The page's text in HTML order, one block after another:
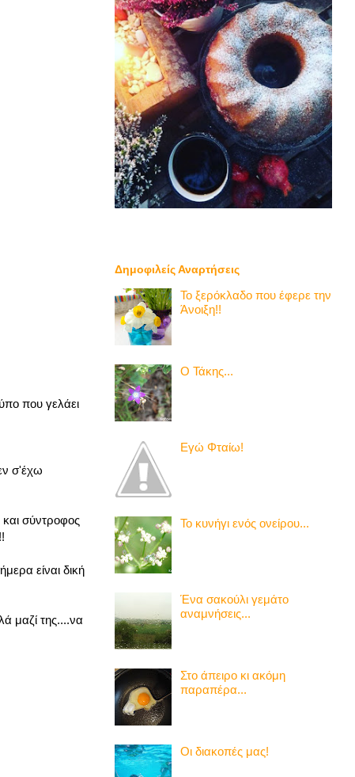
που γελάει
σ'έχω
σύντροφος
είναι δική
μαζί της....να
Δημοφιλείς Αναρτήσεις
Το ξερόκλαδο που έφερε την
Άνοιξη!!
Ο Τάκης...
Εγώ Φταίω!
Το κυνήγι ενός ονείρου...
Ένα σακούλι γεμάτο
αναμνήσεις...
Στο άπειρο κι ακόμη
παραπέρα...
Οι διακοπές μας!